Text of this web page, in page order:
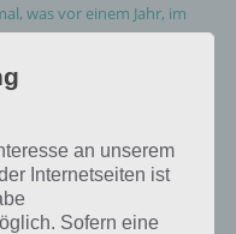
was vor einem Jahr, im
zu Gemütliches
an unserem
Internetseiten ist
Sofern eine